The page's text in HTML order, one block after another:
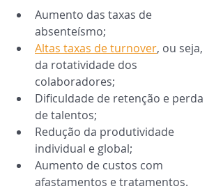
Aumento das taxas de
absenteísmo;
Altas taxas de turnover, ou seja,
da rotatividade dos
colaboradores;
Dificuldade de retenção e perda
de talentos;
Redução da produtividade
individual e global;
Aumento de custos com
afastamentos e tratamentos.